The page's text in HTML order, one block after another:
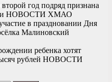
год подряд признана
НОВОСТИ ХМАО
в праздновании Дня
Малиновский
ребенка хотят
рублей НОВОСТИ